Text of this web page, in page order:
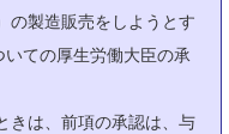
の製造販売をしようとす
ての厚生労働大臣の承
は、前項の承認は、与